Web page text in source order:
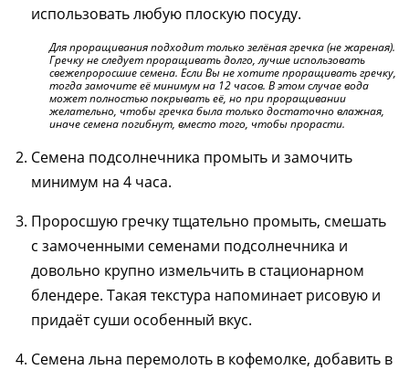
использовать любую плоскую посуду.
Для проращивания подходит только зелёная гречка (не жареная).
Гречку не следует проращивать долго, лучше использовать
свежепроросшие семена. Если Вы не хотите проращивать гречку,
тогда замочите её минимум на 12 часов. В этом случае вода
может полностью покрывать её, но при проращивании
желательно, чтобы гречка была только достаточно влажная,
иначе семена погибнут, вместо того, чтобы прорасти.
Семена подсолнечника промыть и замочить
минимум на 4 часа.
Проросшую гречку тщательно промыть, смешать
с замоченными семенами подсолнечника и
довольно крупно измельчить в стационарном
блендере. Такая текстура напоминает рисовую и
придаёт суши особенный вкус.
Семена льна перемолоть в кофемолке, добавить в